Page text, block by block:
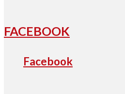
FACEBOOK
Facebook